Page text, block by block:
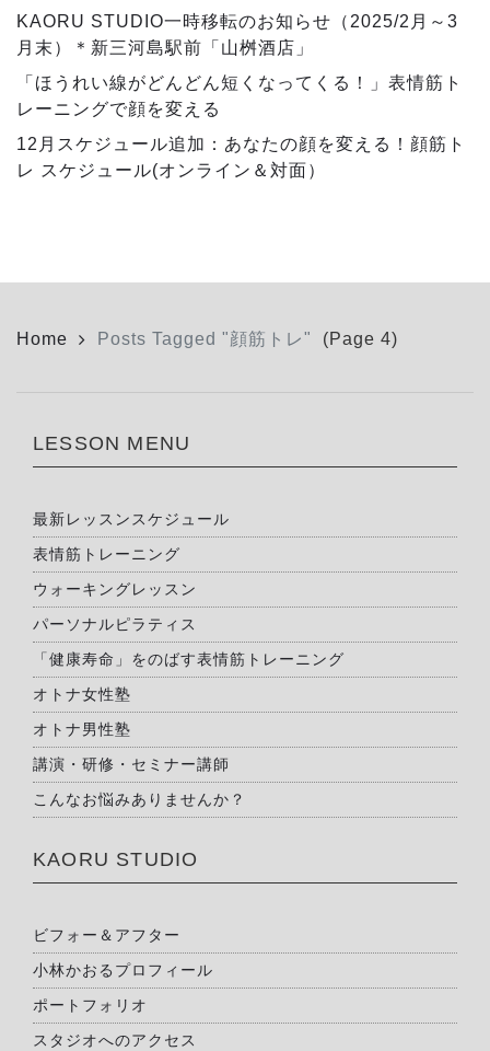
KAORU STUDIO一時移転のお知らせ（2025/2月～3
月末）＊新三河島駅前「山桝酒店」
「ほうれい線がどんどん短くなってくる！」表情筋ト
レーニングで顔を変える
12月スケジュール追加：あなたの顔を変える！顔筋ト
レ スケジュール(オンライン＆対面）
Home Posts Tagged "顔筋トレ" (Page 4)
LESSON MENU
最新レッスンスケジュール
表情筋トレーニング
ウォーキングレッスン
パーソナルピラティス
「健康寿命」をのばす表情筋トレーニング
オトナ女性塾
オトナ男性塾
講演・研修・セミナー講師
こんなお悩みありませんか？
KAORU STUDIO
ビフォー＆アフター
小林かおるプロフィール
ポートフォリオ
スタジオへのアクセス